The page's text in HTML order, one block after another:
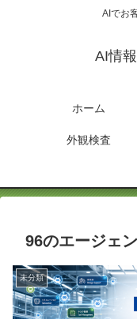
AIでお
AI情
ホーム
外観検査
96のエージェ
未分類